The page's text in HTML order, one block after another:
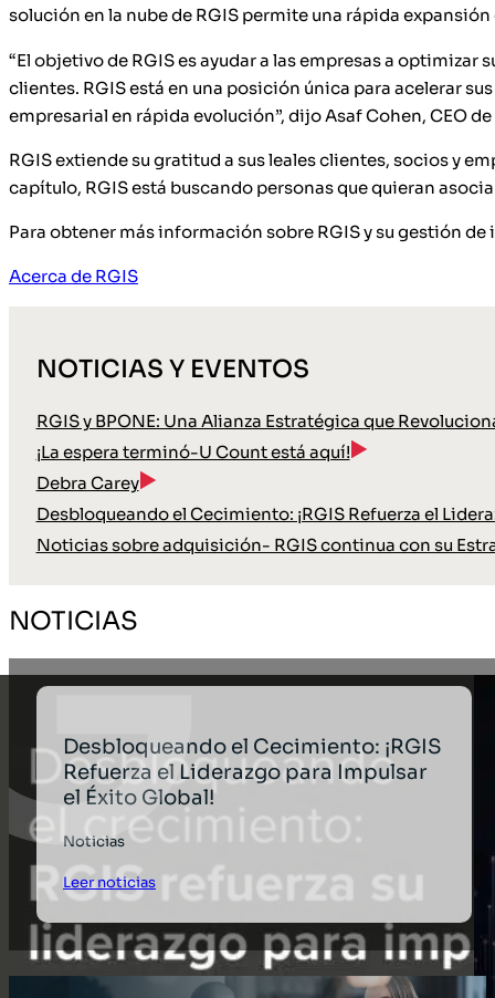
solución en la nube de RGIS permite una rápida
“El objetivo de RGIS es ayudar a las empresas a
clientes. RGIS está en una posición única para acelerar
empresarial en rápida evolución”, dijo Asaf Cohen, CEO de
RGIS extiende su gratitud a sus leales clientes, socios y
capítulo, RGIS está buscando personas que quieran
Para obtener más información sobre RGIS y su gestión
Acerca de RGIS
NOTICIAS Y EVENTOS
RGIS y BPONE: Una Alianza Estratégica que
¡La espera terminó-U Count está aquí!
Debra Carey
Desbloqueando el Cecimiento: ¡RGIS Refuerza el
Noticias sobre adquisición- RGIS continua con su
NOTICIAS
Desbloqueando el Cecimiento: ¡RGIS
Refuerza el Liderazgo para Impulsar
el Éxito Global!
Noticias
Leer noticias